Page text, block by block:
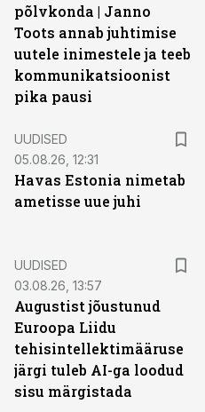
põlvkonda | Janno
Toots annab juhtimise
uutele inimestele ja teeb
kommunikatsioonist
pika pausi
UUDISED
05.08.26, 12:31
Havas Estonia nimetab
ametisse uue juhi
UUDISED
03.08.26, 13:57
Augustist jõustunud
Euroopa Liidu
tehisintellektimääruse
järgi tuleb AI-ga loodud
sisu märgistada